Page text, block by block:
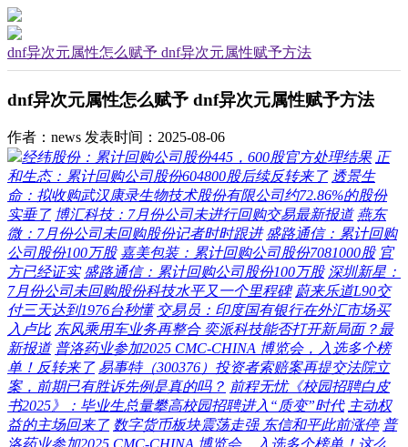
dnf异次元属性怎么赋予 dnf异次元属性赋予方法
dnf异次元属性怎么赋予 dnf异次元属性赋予方法
作者：news 发表时间：2025-08-06
经纬股份：累计回购公司股份445，600股官方处理结果 正
和生态：累计回购公司股份604800股后续反转来了 透景生
命：拟收购武汉康录生物技术股份有限公司约72.86%的股份
实垂了 博汇科技：7月份公司未进行回购交易最新报道 燕东
微：7月份公司未回购股份记者时时跟进 盛路通信：累计回购
公司股份100万股 嘉美包装：累计回购公司股份7081000股 官
方已经证实 盛路通信：累计回购公司股份100万股 深圳新星：
7月份公司未回购股份科技水平又一个里程碑 蔚来乐道L90交
付三天达到1976台秒懂 交易员：印度国有银行在外汇市场买
入卢比 东风乘用车业务再整合 奕派科技能否打开新局面？最
新报道 普洛药业参加2025 CMC-CHINA 博览会，入选多个榜
单！反转来了 易事特（300376）投资者索赔案再提交法院立
案，前期已有胜诉先例是真的吗？ 前程无忧《校园招聘白皮
书2025》：毕业生总量攀高校园招聘进入“质变”时代 主动权
益的主场回来了 数字货币板块震荡走强 东信和平此前涨停 普